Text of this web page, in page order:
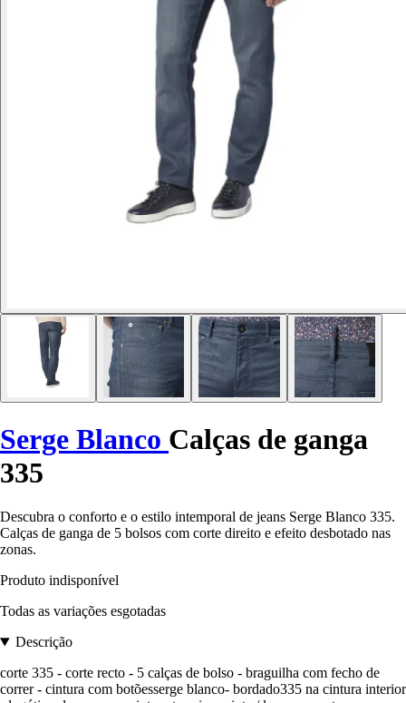
Serge Blanco Calças de ganga
335
Descubra o conforto e o estilo intemporal de jeans Serge Blanco 335.
Calças de ganga de 5 bolsos com corte direito e efeito desbotado nas
zonas.
Produto indisponível
Todas as variações esgotadas
Descrição
corte 335 - corte recto - 5 calças de bolso - braguilha com fecho de
correr - cintura com botõesserge blanco- bordado335 na cintura interior